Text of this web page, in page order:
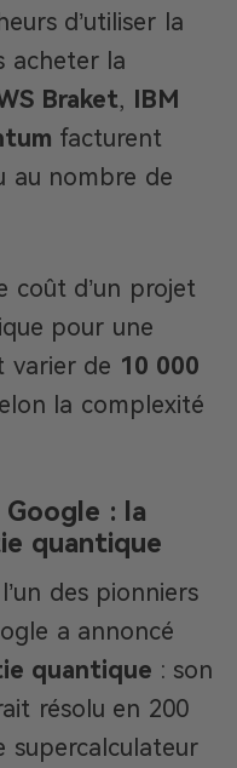
d’utiliser la
acheter la
Braket, IBM
facturent
au nombre de
coût d’un projet
pour une
varier de 10 000
la complexité
: la
quantique
des pionniers
a annoncé
quantique : son
résolu en 200
supercalculateur